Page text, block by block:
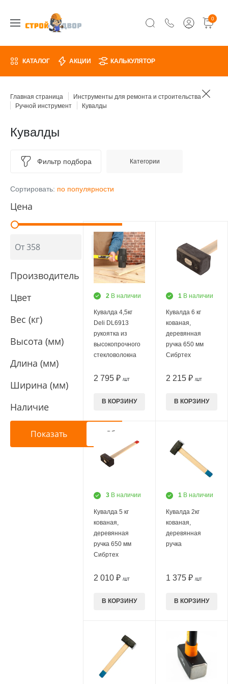
0
КАТАЛОГ АКЦИИ КАЛЬКУЛЯТОР
Главная страница
Инструменты для ремонта и строительства
Ручной инструмент
Кувалды
Кувалды
Фильтр подбора Категории
Сортировать: по популярности
Цена
Производитель
Цвет
Вес (кг)
Высота (мм)
Длина (мм)
Ширина (мм)
Наличие
2 В наличии
Кувалда 4,5кг
Deli DL6913
рукоятка из
высокопрочного
стекловолокна
2 795 ₽ /ШТ
В КОРЗИНУ
1 В наличии
Кувалда 6 кг
кованая,
деревянная
ручка 650 мм
Сибртех
2 215 ₽ /ШТ
В КОРЗИНУ
3 В наличии
Кувалда 5 кг
кованая,
деревянная
ручка 650 мм
Сибртех
2 010 ₽ /ШТ
В КОРЗИНУ
1 В наличии
Кувалда 2кг
кованая,
деревянная
ручка
1 375 ₽ /ШТ
В КОРЗИНУ